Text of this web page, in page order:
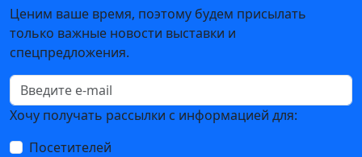
Ценим ваше время, поэтому будем присылать
только важные новости выставки и
спецпредложения.
Хочу получать рассылки с информацией для:
Посетителей